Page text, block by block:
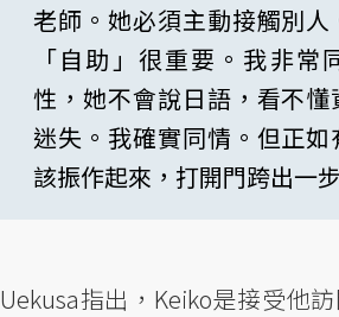
老師。她必須主動接觸別
「自助」很重要。我非常
性，她不會說日語，看不
迷失。我確實同情。但正
該振作起來，打開門跨出一步
Uekusa指出，Keiko是接受他